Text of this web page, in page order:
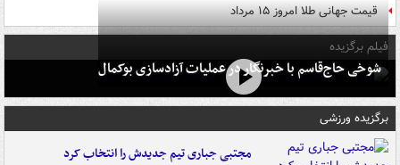
قیمت جهانی طلا امروز ۱۵ مرداد
فیلم برگزیده
شوخی حاج‌قاسم با خبرنگار در عملیات آزادسازی بوکمال
برگزیده ورزشی
مجتبی جباری تیم جدیدش را انتخاب کرد